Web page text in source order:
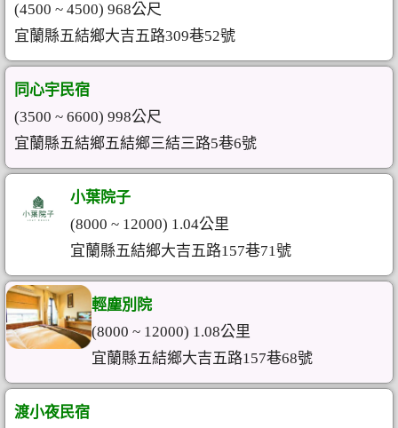
(4500 ~ 4500) 968公尺
宜蘭縣五結鄉大吉五路309巷52號
同心宇民宿
(3500 ~ 6600) 998公尺
宜蘭縣五結鄉五結鄉三結三路5巷6號
小葉院子
(8000 ~ 12000) 1.04公里
宜蘭縣五結鄉大吉五路157巷71號
輕塵別院
(8000 ~ 12000) 1.08公里
宜蘭縣五結鄉大吉五路157巷68號
渡小夜民宿